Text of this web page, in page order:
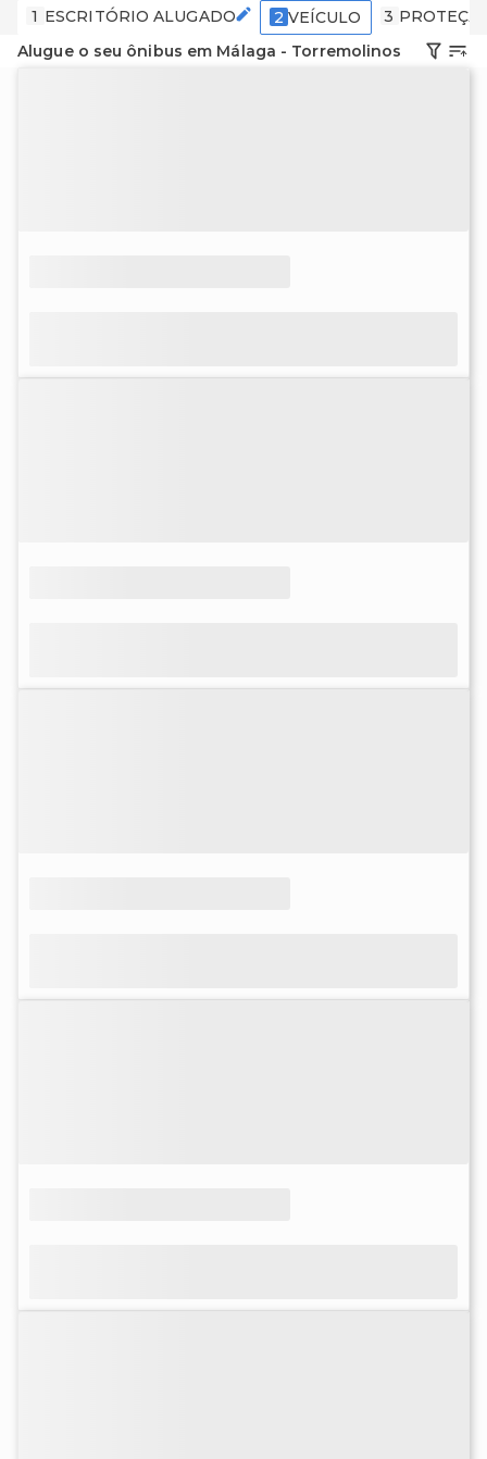
1 ESCRITÓRIO ALUGADO 2 VEÍCULO 3
Alugue o seu ônibus em Málaga - Torremolinos